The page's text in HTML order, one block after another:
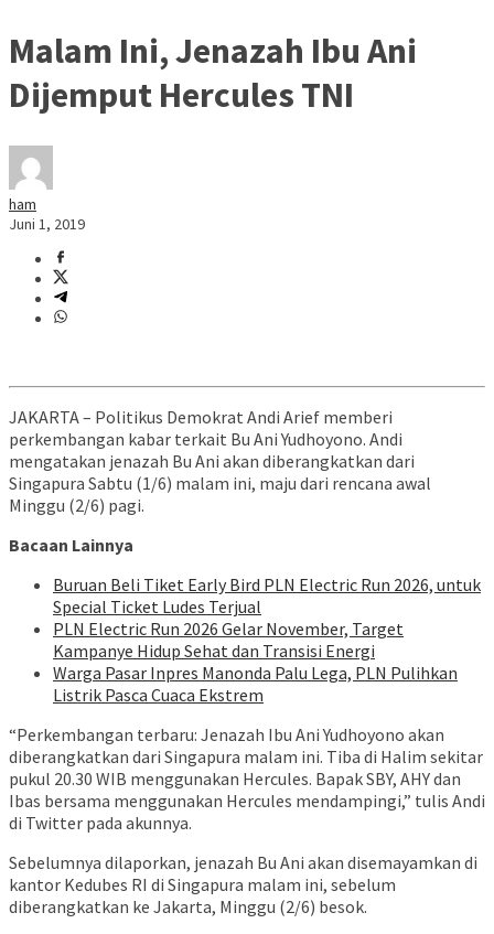
Malam Ini, Jenazah Ibu Ani
Dijemput Hercules TNI
ham
Juni 1, 2019
JAKARTA – Politikus Demokrat Andi Arief memberi
perkembangan kabar terkait Bu Ani Yudhoyono. Andi
mengatakan jenazah Bu Ani akan diberangkatkan dari
Singapura Sabtu (1/6) malam ini, maju dari rencana awal
Minggu (2/6) pagi.
Bacaan Lainnya
Buruan Beli Tiket Early Bird PLN Electric Run 2026, untuk
Special Ticket Ludes Terjual
PLN Electric Run 2026 Gelar November, Target
Kampanye Hidup Sehat dan Transisi Energi
Warga Pasar Inpres Manonda Palu Lega, PLN Pulihkan
Listrik Pasca Cuaca Ekstrem
“Perkembangan terbaru: Jenazah Ibu Ani Yudhoyono akan
diberangkatkan dari Singapura malam ini. Tiba di Halim sekitar
pukul 20.30 WIB menggunakan Hercules. Bapak SBY, AHY dan
Ibas bersama menggunakan Hercules mendampingi,” tulis Andi
di Twitter pada akunnya.
Sebelumnya dilaporkan, jenazah Bu Ani akan disemayamkan di
kantor Kedubes RI di Singapura malam ini, sebelum
diberangkatkan ke Jakarta, Minggu (2/6) besok.